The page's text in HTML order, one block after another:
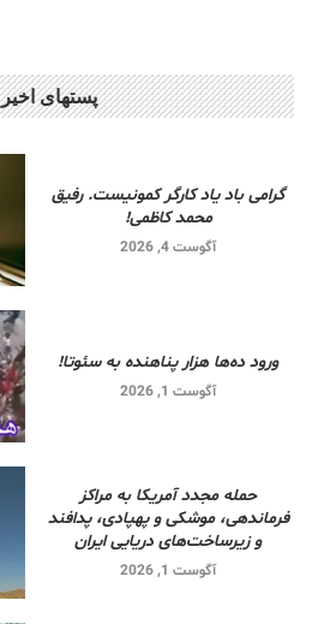
پستهای اخیر
گرامی باد یاد کارگر کمونیست. رفیق
محمد کاظمی!
آگوست 4, 2026
ورود ده‌ها هزار پناهنده به سئوتا!
آگوست 1, 2026
حمله مجدد آمریکا به مراکز
فرماندهی، موشکی و پهپادی، پدافند
و زیرساخت‌های دریایی ایران
آگوست 1, 2026